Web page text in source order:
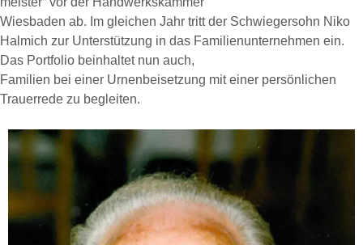
Wies­ba­den ab. Im glei­chen Jahr tritt der ­Schwie­ger­sohn Niko
Hal­mich zur Un­ter­stüt­zung in das ­Fa­mi­li­en­un­ter­neh­men ein.
Das Port­fo­lio be­inhal­tet nun auch,
Fa­mi­li­en­ bei einer Ur­nen­bei­set­zung mit einer per­sön­li­chen
Trau­er­re­de zu­ be­glei­ten.